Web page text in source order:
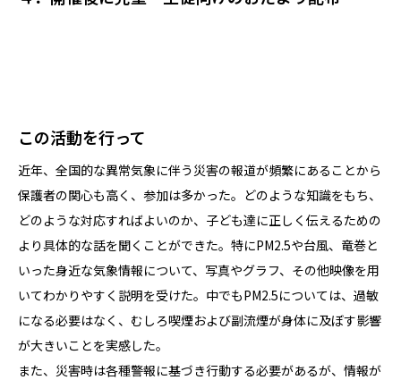
この活動を行って
近年、全国的な異常気象に伴う災害の報道が頻繁にあることから
保護者の関心も高く、参加は多かった。どのような知識をもち、
どのような対応すればよいのか、子ども達に正しく伝えるための
より具体的な話を聞くことができた。特にPM2.5や台風、竜巻と
いった身近な気象情報について、写真やグラフ、その他映像を用
いてわかりやすく説明を受けた。中でもPM2.5については、過敏
になる必要はなく、むしろ喫煙および副流煙が身体に及ぼす影響
が大きいことを実感した。
また、災害時は各種警報に基づき行動する必要があるが、情報が